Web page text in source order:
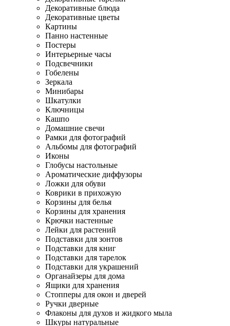
Декоративные блюда
Декоративные цветы
Картины
Панно настенные
Постеры
Интерьерные часы
Подсвечники
Гобелены
Зеркала
Минибары
Шкатулки
Ключницы
Кашпо
Домашние свечи
Рамки для фотографий
Альбомы для фотографий
Иконы
Глобусы настольные
Ароматические диффузоры
Ложки для обуви
Коврики в прихожую
Корзины для белья
Корзины для хранения
Крючки настенные
Лейки для растений
Подставки для зонтов
Подставки для книг
Подставки для тарелок
Подставки для украшений
Органайзеры для дома
Ящики для хранения
Стопперы для окон и дверей
Ручки дверные
Флаконы для духов и жидкого мыла
Шкуры натуральные